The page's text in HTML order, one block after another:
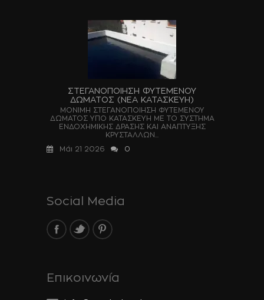
ΣΤΕΓΑΝΟΠΟΙΗΣΗ ΦΥΤΕΜΕΝΟΥ
ΔΩΜΑΤΟΣ (ΝΕΑ ΚΑΤΑΣΚΕΥΗ)
ΜΟΝΙΜΗ ΣΤΕΓΑΝΟΠΟΙΗΣΗ ΦΥΤΕΜΕΝΟΥ
ΔΩΜΑΤΟΣ ΥΠΟ ΚΑΤΑΣΚΕΥΗ ΜΕ ΤΟ ΣΥΣΤΗΜΑ
ΕΝΔΟΧΗΜΙΚΗΣ ΔΡΑΣΗΣ ΚΑΙ ΑΝΑΠΤΥΞΗΣ
ΚΡΥΣΤΑΛΛΩΝ...
Μάι 21 2026
0
Social Media
Επικοινωνία